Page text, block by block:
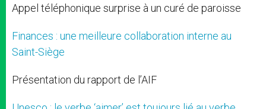
Appel téléphonique surprise à un curé de paroisse
Finances : une meilleure collaboration interne au
Saint-Siège
Présentation du rapport de l’AIF